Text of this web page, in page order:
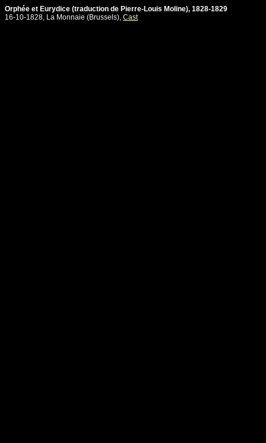
Orphée et Eurydice (traduction de Pierre-Louis Moline), 1828-1829
16-10-1828, La Monnaie (Brussels), Cast